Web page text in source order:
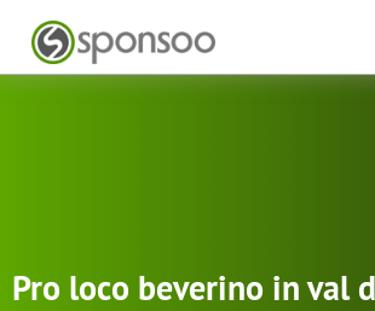
Pro loco beverino in val